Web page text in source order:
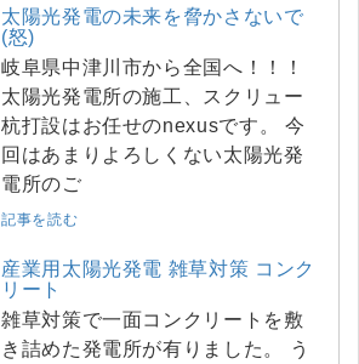
太陽光発電の未来を脅かさないで
(怒)
岐阜県中津川市から全国へ！！！
太陽光発電所の施工、スクリュー
杭打設はお任せのnexusです。 今
回はあまりよろしくない太陽光発
電所のご
記事を読む
産業用太陽光発電 雑草対策 コンク
リート
雑草対策で一面コンクリートを敷
き詰めた発電所が有りました。 う